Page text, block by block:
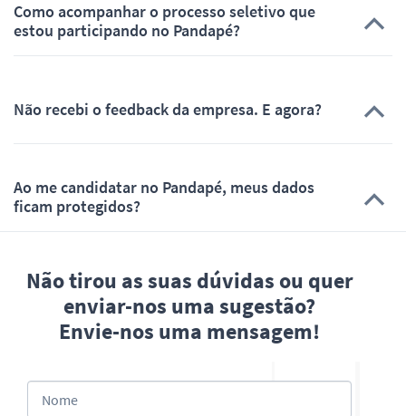
Como acompanhar o processo seletivo que
estou participando no Pandapé?
Não recebi o feedback da empresa. E agora?
Ao me candidatar no Pandapé, meus dados
ficam protegidos?
Não tirou as suas dúvidas ou quer
enviar-nos uma sugestão?
Envie-nos uma mensagem!
Nome